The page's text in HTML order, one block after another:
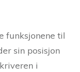
funksjonene til
sin posisjon
i